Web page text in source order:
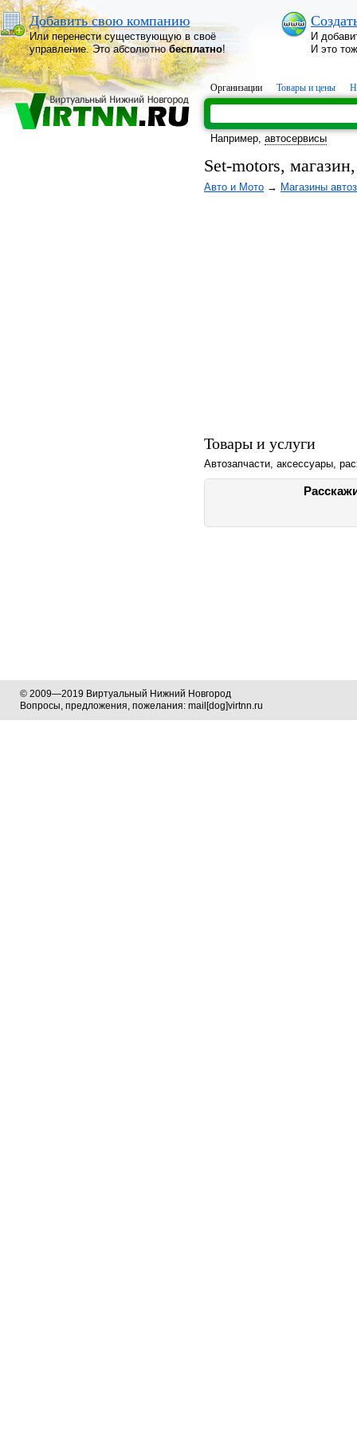
Добавить свою компанию
Или перенести существующую в своё
управление. Это абсолютнобесплатно!
И
И это
Организации Товары и цены
Например, автосервисы
Set-motors,
Авто и Мото → Магазины
Товары и услуги
Автозапчасти, аксессуары,
© 2009—2019 Виртуальный Нижний Новгород
Вопросы, предложения, пожелания: mail[dog]virtnn.ru